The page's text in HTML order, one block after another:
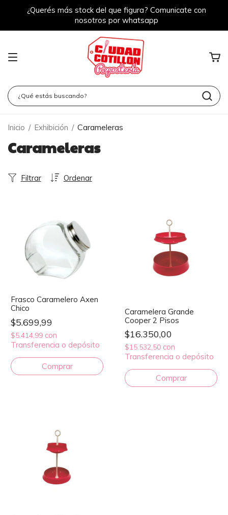
¿Querés más stock del que figura? Comunicate con
nosotros por whatsapp
Inicio / Exhibición / Carameleras
Carameleras
Ordenar
Filtrar
Frasco Caramelero Axen
Chico
$5.699,99
$5.414,99 con
Transferencia o depósito
Caramelera Grande
Cooper 2 Pisos
$16.350,00
$15.532,50 con
Transferencia o depósito